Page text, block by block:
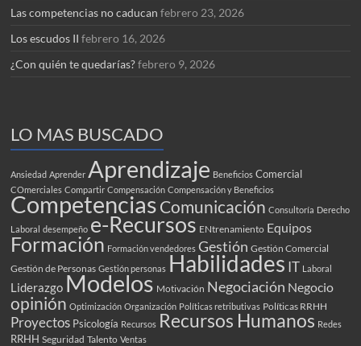
Las competencias no caducan febrero 23, 2026
Los escudos II febrero 16, 2026
¿Con quién te quedarías? febrero 9, 2026
LO MAS BUSCADO
Ansiedad Aprender Aprendizaje Beneficios Comercial
COmerciales Compartir Compensación Compensación y Beneficios
Competencias Comunicación Consultoría Derecho
Laboral desempeño e-Recursos ENtrenamiento Equipos
Formación Formación vendedores Gestión Gestión Comercial
Gestión de Personas Gestión personas Habilidades IT Laboral
Liderazgo Modelos Motivación Negociación Negocio
opinión Optimización Organización Políticas retributivas Políticas RRHH
Proyectos Psicología Recursos Recursos Humanos Redes
RRHH Seguridad Talento Ventas